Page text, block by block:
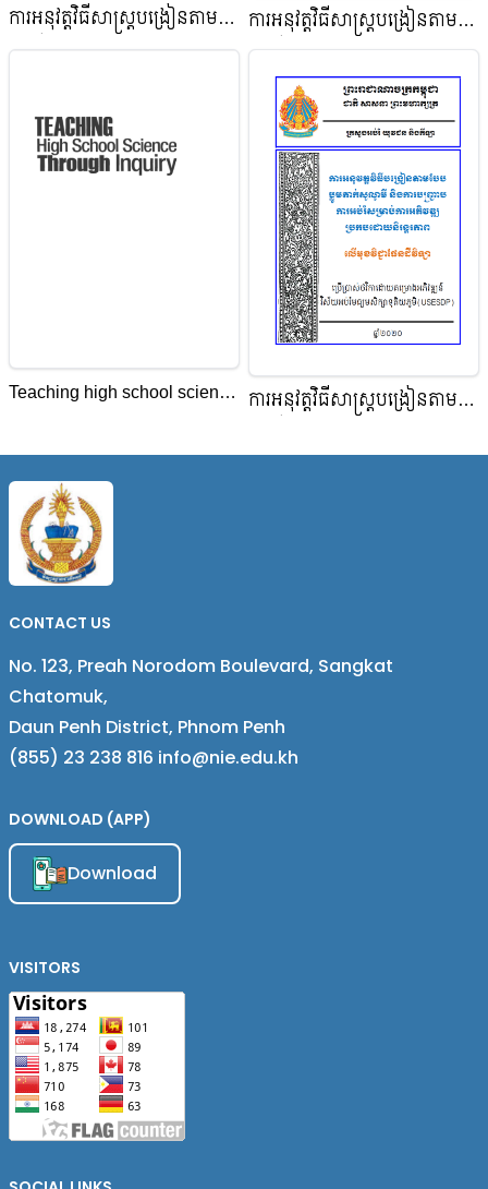
ការអនុវត្តវិធីសាស្ត្របង្រៀនតាម
ទ្រឹស្ដីប្លូម និងការបញ្ជ្រាបការអប់រំ
និរន្តរភាព​(​5 Es & Scientific
Method) មុខវិជ្ជា គីមីវិទ្យា
ការអនុវត្តវិធីសាស្ត្របង្រៀនតាម
ទ្រឹស្ដីអប់រំបែបស្ថាបនានិយម​
(IBL&Scientific Method) មុខ
វិជ្ជា ជីវវិទ្យា
Teaching high school science ការអនុវត្តវិធីសាស្ត្របង្រៀនតាម
ប្រកបដោយនិរន្តរភាព លើមុខវិជ្ជា
CONTACT US
No. 123, Preah Norodom Boulevard, Sangkat
Chatomuk,
Daun Penh District, Phnom Penh
(855) 23 238 816 info@nie.edu.kh
DOWNLOAD (APP)
Download
VISITORS